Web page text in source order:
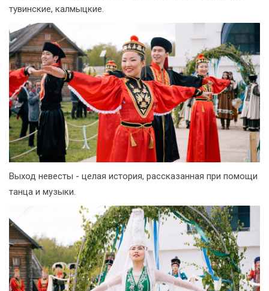
тувинские, калмыцкие.
Выход невесты - целая история, рассказанная при помощи
танца и музыки.